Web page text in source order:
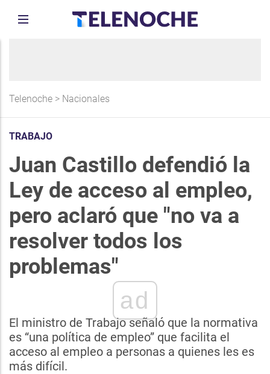
Telenoche > Nacionales
TRABAJO
Juan Castillo defendió la
Ley de acceso al empleo,
pero aclaró que "no va a
resolver todos los
problemas"
ad
El ministro de Trabajo señaló que la normativa
es “una política de empleo” que facilita el
acceso al empleo a personas a quienes les es
más difícil.